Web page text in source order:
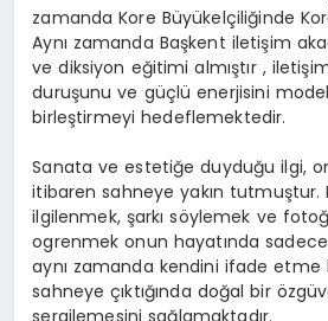
zamanda Kore Büyükelçiliğinde
Aynı zamanda Başkent iletişim
ve diksiyon eğitimi almıştır ,
duruşunu ve güçlü enerjisini
birleştirmeyi hedeflemektedir.
Sanata ve estetiğe duyduğu ilgi,
itibaren sahneye yakın tutmuştur.
ilgilenmek, şarkı söylemek ve
ogrenmek onun hayatında
aynı zamanda kendini ifade etme
sahneye çıktığında doğal bir
sergilemesini sağlamaktadır.